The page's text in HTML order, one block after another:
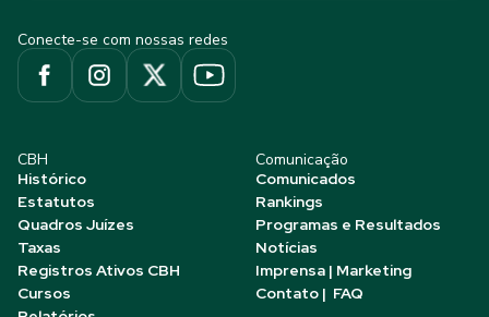
Conecte-se com nossas redes
CBH
Histórico
Estatutos
Quadros Juízes
Taxas
Registros Ativos CBH
Cursos
Comunicação
Comunicados
Rankings
Programas e Resultados
Notícias
Imprensa | Marketing
Contato | FAQ